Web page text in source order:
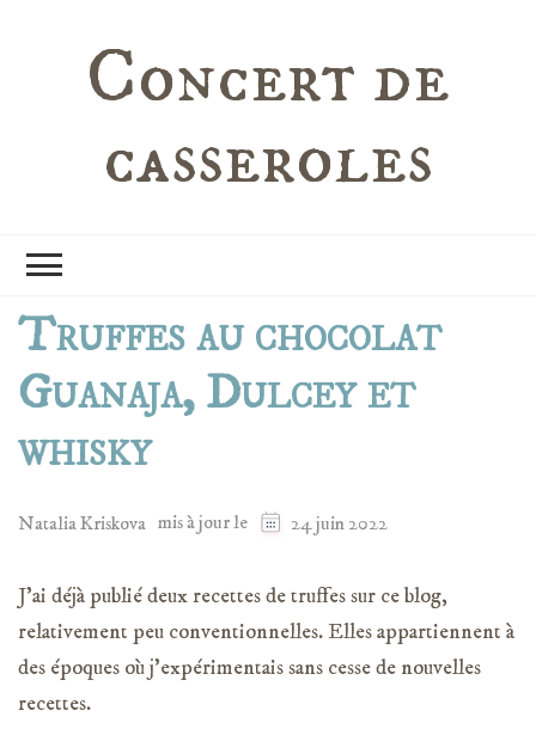
Concert de
casseroles
Truffes au chocolat
Guanaja, Dulcey et
whisky
Natalia Kriskova mis à jour le 24 juin 2022
J’ai déjà publié deux recettes de truffes sur ce blog,
relativement peu conventionnelles. Elles appartiennent à
des époques où j’expérimentais sans cesse de nouvelles
recettes.